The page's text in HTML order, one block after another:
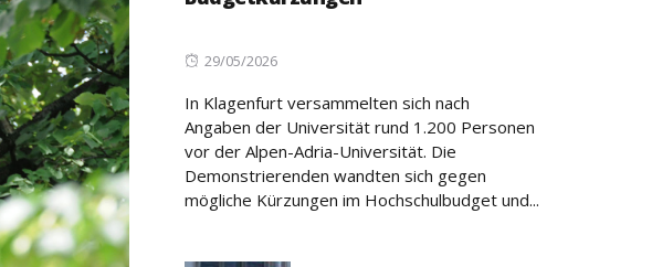
Posted
29/05/2026
In Klagenfurt versammelten sich nach
Angaben der Universität rund 1.200 Personen
vor der Alpen-Adria-Universität. Die
Demonstrierenden wandten sich gegen
mögliche Kürzungen im Hochschulbudget und...